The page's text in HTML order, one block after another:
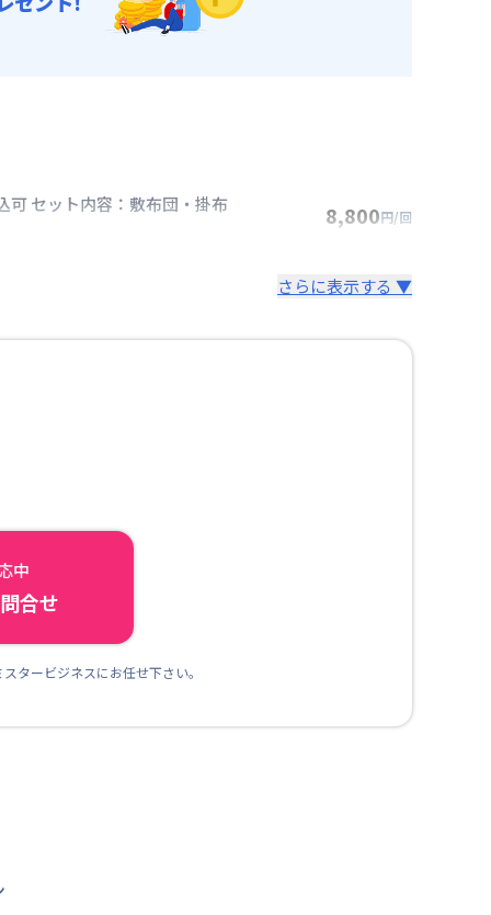
セット内容：敷布団・掛布 8,800円/回
さらに表示する ▼
中
合せ
タービジネスにお任せ下さい。